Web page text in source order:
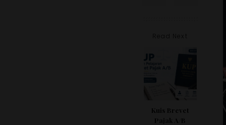
Read Next
Kuis Brevet
Pajak A/B